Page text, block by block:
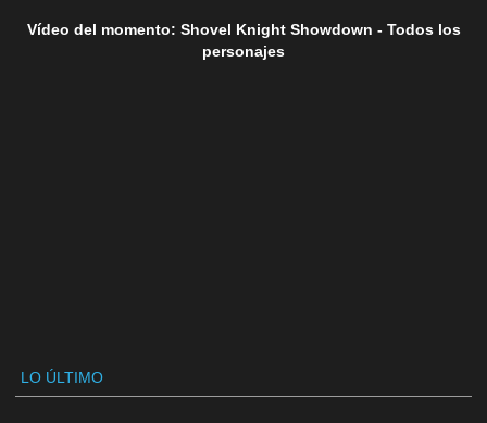
Vídeo del momento: Shovel Knight Showdown - Todos los
personajes
LO ÚLTIMO